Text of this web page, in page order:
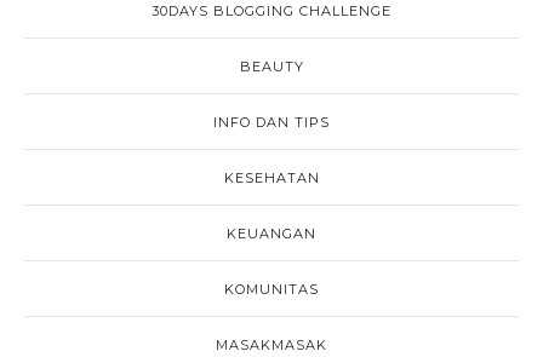
30DAYS BLOGGING CHALLENGE
BEAUTY
INFO DAN TIPS
KESEHATAN
KEUANGAN
KOMUNITAS
MASAKMASAK